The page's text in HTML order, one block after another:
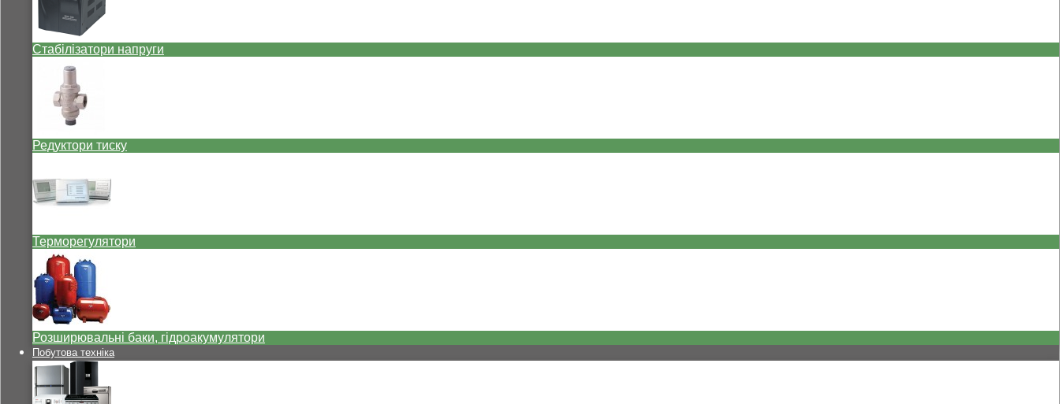
Стабілізатори напруги
Редуктори тиску
Терморегулятори
Розширювальні баки, гідроакумулятори
Побутова техніка